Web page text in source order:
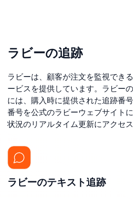
ラビーの追跡
ラビーは、顧客が注文を監視でき
ービスを提供しています。ラビー
には、購入時に提供された追跡番
番号を公式のラビーウェブサイト
状況のリアルタイム更新にアクセス
ラビーのテキスト追跡